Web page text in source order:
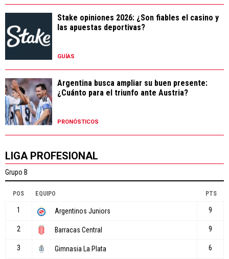
Stake opiniones 2026: ¿Son fiables el casino y
las apuestas deportivas?
GUÍAS
Argentina busca ampliar su buen presente:
¿Cuánto para el triunfo ante Austria?
PRONÓSTICOS
LIGA PROFESIONAL